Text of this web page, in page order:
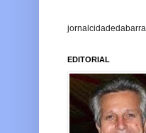
EDITORIAL